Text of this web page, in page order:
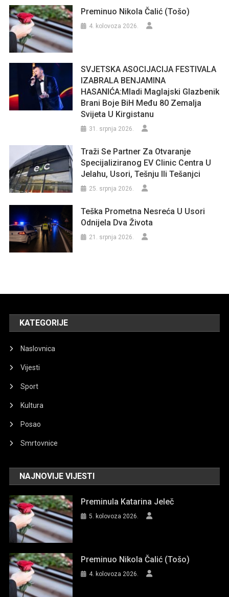
Preminuo Nikola Čalić (Tošo)
4. kolovoza 2026.
SVJETSKA ASOCIJACIJA FESTIVALA
IZABRALA BENJAMINA
HASANIĆA:Mladi Maglajski Glazbenik
Brani Boje BiH Među 80 Zemalja
Svijeta U Kirgistanu
31. srpnja 2026.
Traži Se Partner Za Otvaranje
Specijaliziranog EV Clinic Centra U
Jelahu, Usori, Tešnju Ili Tešanjci
25. srpnja 2026.
Teška Prometna Nesreća U Usori
Odnijela Dva Života
21. srpnja 2026.
KATEGORIJE
Naslovnica
Vijesti
Sport
Kultura
Posao
Smrtovnice
NAJNOVIJE VIJESTI
Preminula Katarina Jeleč
5. kolovoza 2026.
Preminuo Nikola Čalić (Tošo)
4. kolovoza 2026.